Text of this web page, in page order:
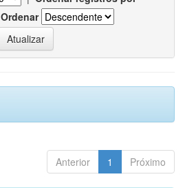
Ordenar
Anterior 1 Próximo